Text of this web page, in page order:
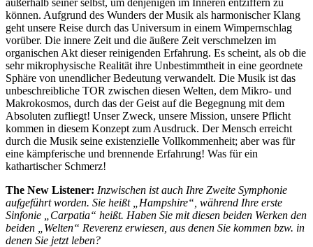
außerhalb seiner selbst, um denjenigen im Inneren entziffern zu
können. Aufgrund des Wunders der Musik als harmonischer Klang
geht unsere Reise durch das Universum in einem Wimpernschlag
vorüber. Die innere Zeit und die äußere Zeit verschmelzen im
organischen Akt dieser reinigenden Erfahrung. Es scheint, als ob die
sehr mikrophysische Realität ihre Unbestimmtheit in eine geordnete
Sphäre von unendlicher Bedeutung verwandelt. Die Musik ist das
unbeschreibliche TOR zwischen diesen Welten, dem Mikro- und
Makrokosmos, durch das der Geist auf die Begegnung mit dem
Absoluten zufliegt! Unser Zweck, unsere Mission, unsere Pflicht
kommen in diesem Konzept zum Ausdruck. Der Mensch erreicht
durch die Musik seine existenzielle Vollkommenheit; aber was für
eine kämpferische und brennende Erfahrung! Was für ein
kathartischer Schmerz!
The New Listener: Inzwischen ist auch Ihre Zweite Symphonie
aufgeführt worden. Sie heißt „Hampshire“, während Ihre erste
Sinfonie „Carpatia“ heißt. Haben Sie mit diesen beiden Werken den
beiden „Welten“ Reverenz erwiesen, aus denen Sie kommen bzw. in
denen Sie jetzt leben?